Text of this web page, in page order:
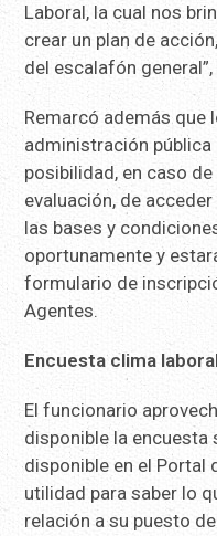
Laboral, la cual nos
crear un plan de
del escalafón
Remarcó además que
administración
posibilidad, en caso
evaluación, de
las bases y
oportunamente y
formulario de
Agentes.
Encuesta clima
El funcionario
disponible la encuesta
disponible en el Portal
utilidad para saber lo
relación a su puesto